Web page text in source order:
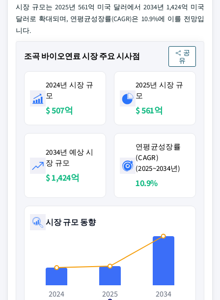
시장 규모는 2025년 561억 미국 달러에서 2034년 1,424억 미국
달러로 확대되며, 연평균성장률(CAGR)은 10.9%에 이를 전망입
니다.
조곡 바이오연료 시장 주요 시사점
공
유
2024년 시장 규
모
$ 507억
2025년 시장 규
모
$ 561억
2034년 예상 시
장 규모
$ 1,424억
연평균성장률
(CAGR)
(2025~2034년)
10.9%
시장 규모 동향
2024
2025
2034